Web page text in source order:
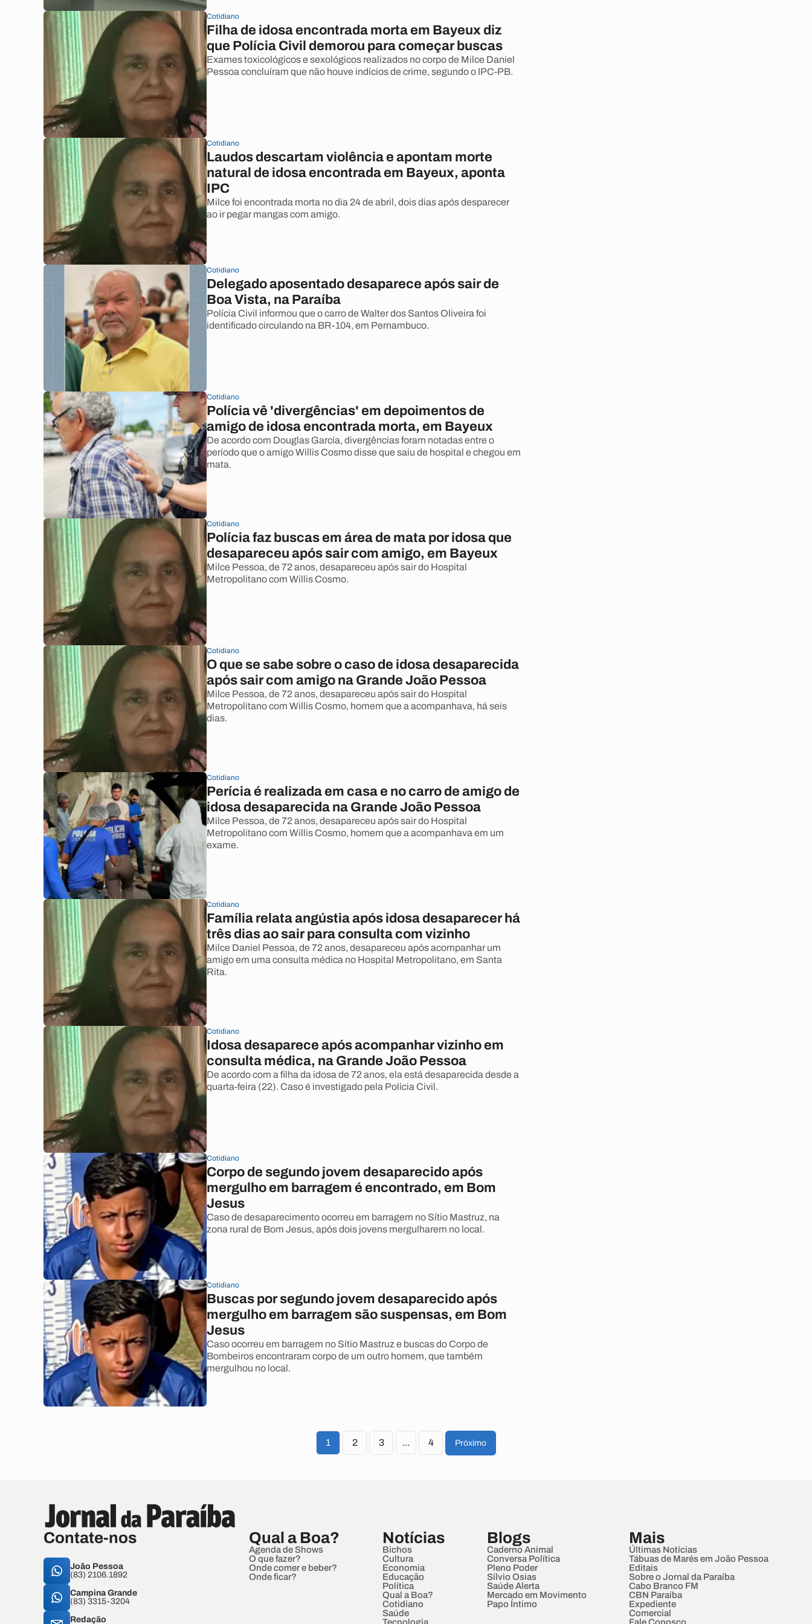
Cotidiano
Filha de idosa encontrada morta em Bayeux diz
que Polícia Civil demorou para começar buscas
Exames toxicológicos e sexológicos realizados no corpo de Milce Daniel
Pessoa concluíram que não houve indícios de crime, segundo o IPC-PB.
Cotidiano
Laudos descartam violência e apontam morte
natural de idosa encontrada em Bayeux, aponta
IPC
Milce foi encontrada morta no dia 24 de abril, dois dias após desparecer
ao ir pegar mangas com amigo.
Cotidiano
Delegado aposentado desaparece após sair de
Boa Vista, na Paraíba
Polícia Civil informou que o carro de Walter dos Santos Oliveira foi
identificado circulando na BR-104, em Pernambuco.
Cotidiano
Polícia vê 'divergências' em depoimentos de
amigo de idosa encontrada morta, em Bayeux
De acordo com Douglas García, divergências foram notadas entre o
período que o amigo Willis Cosmo disse que saiu de hospital e chegou em
mata.
Cotidiano
Polícia faz buscas em área de mata por idosa que
desapareceu após sair com amigo, em Bayeux
Milce Pessoa, de 72 anos, desapareceu após sair do Hospital
Metropolitano com Willis Cosmo.
Cotidiano
O que se sabe sobre o caso de idosa desaparecida
após sair com amigo na Grande João Pessoa
Milce Pessoa, de 72 anos, desapareceu após sair do Hospital
Metropolitano com Willis Cosmo, homem que a acompanhava, há seis
dias.
Cotidiano
Perícia é realizada em casa e no carro de amigo de
idosa desaparecida na Grande João Pessoa
Milce Pessoa, de 72 anos, desapareceu após sair do Hospital
Metropolitano com Willis Cosmo, homem que a acompanhava em um
exame.
Cotidiano
Família relata angústia após idosa desaparecer há
três dias ao sair para consulta com vizinho
Milce Daniel Pessoa, de 72 anos, desapareceu após acompanhar um
amigo em uma consulta médica no Hospital Metropolitano, em Santa
Rita.
Cotidiano
Idosa desaparece após acompanhar vizinho em
consulta médica, na Grande João Pessoa
De acordo com a filha da idosa de 72 anos, ela está desaparecida desde a
quarta-feira (22). Caso é investigado pela Polícia Civil.
Cotidiano
Corpo de segundo jovem desaparecido após
mergulho em barragem é encontrado, em Bom
Jesus
Caso de desaparecimento ocorreu em barragem no Sítio Mastruz, na
zona rural de Bom Jesus, após dois jovens mergulharem no local.
Cotidiano
Buscas por segundo jovem desaparecido após
mergulho em barragem são suspensas, em Bom
Jesus
Caso ocorreu em barragem no Sítio Mastruz e buscas do Corpo de
Bombeiros encontraram corpo de um outro homem, que também
mergulhou no local.
1 2 3 ... 4 Próximo
Contate-nos
João Pessoa
(83) 2106.1892
Campina Grande
(83) 3315-3204
Redação
Qual a Boa?
Agenda de Shows
O que fazer?
Onde comer e beber?
Onde ficar?
Notícias
Bichos
Cultura
Economia
Educação
Política
Qual a Boa?
Cotidiano
Saúde
Blogs
Caderno Animal
Conversa Política
Pleno Poder
Sílvio Osias
Saúde Alerta
Mercado em Movimento
Papo Íntimo
Mais
Últimas Notícias
Tábuas de Marés em João Pessoa
Editais
Sobre o Jornal da Paraíba
Cabo Branco FM
CBN Paraíba
Expediente
Comercial